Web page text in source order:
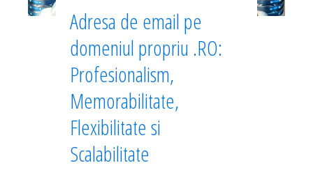
Adresa de email pe
domeniul propriu .RO:
Profesionalism,
Memorabilitate,
Flexibilitate si
Scalabilitate